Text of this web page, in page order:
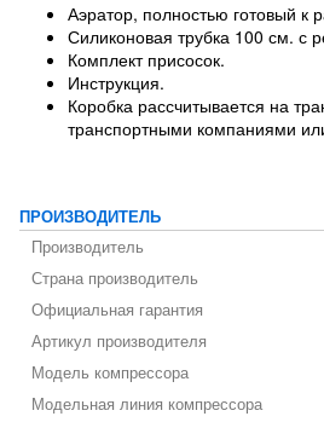
Аэратор, полностью готовый к
Силиконовая трубка 100 см. с
Комплект присосок.
Инструкция.
Коробка рассчитывается на
транспортными компаниями
ПРОИЗВОДИТЕЛЬ
Производитель
Страна производитель
Официальная гарантия
Артикул производителя
Модель компрессора
Модельная линия компрессора